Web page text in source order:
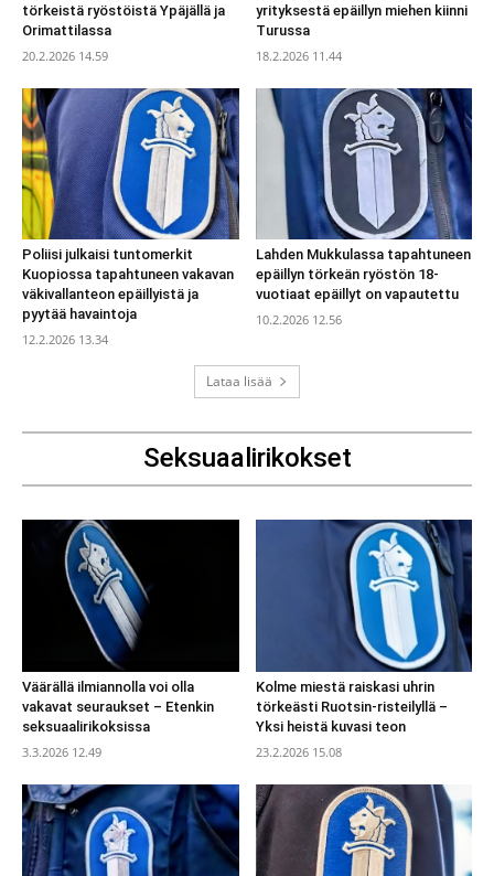
törkeistä ryöstöistä Ypäjällä ja
Orimattilassa
20.2.2026 14.59
yrityksestä epäillyn miehen kiinni
Turussa
18.2.2026 11.44
Poliisi julkaisi tuntomerkit
Kuopiossa tapahtuneen vakavan
väkivallanteon epäillyistä ja
pyytää havaintoja
12.2.2026 13.34
Lahden Mukkulassa tapahtuneen
epäillyn törkeän ryöstön 18-
vuotiaat epäillyt on vapautettu
10.2.2026 12.56
Lataa lisää
Seksuaalirikokset
Väärällä ilmiannolla voi olla
vakavat seuraukset – Etenkin
seksuaalirikoksissa
3.3.2026 12.49
Kolme miestä raiskasi uhrin
törkeästi Ruotsin-risteilyllä –
Yksi heistä kuvasi teon
23.2.2026 15.08